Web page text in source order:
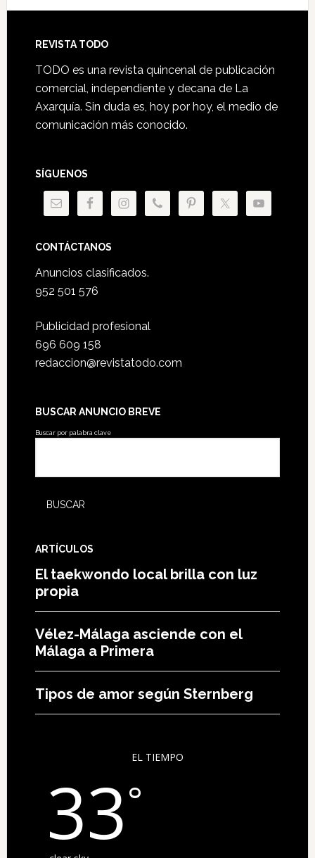
Footer
REVISTA TODO
TODO es una revista quincenal de publicación
comercial, independiente y decana de La
Axarquía. Sin duda es, hoy por hoy, el medio de
comunicación más conocido.
SÍGUENOS
CONTÁCTANOS
Anuncios clasificados.
952 501 576
Publicidad profesional
696 609 158
redaccion@revistatodo.com
BUSCAR ANUNCIO BREVE
Buscar por palabra clave
ARTÍCULOS
El taekwondo local brilla con luz
propia
Vélez-Málaga asciende con el
Málaga a Primera
Tipos de amor según Sternberg
EL TIEMPO
33°